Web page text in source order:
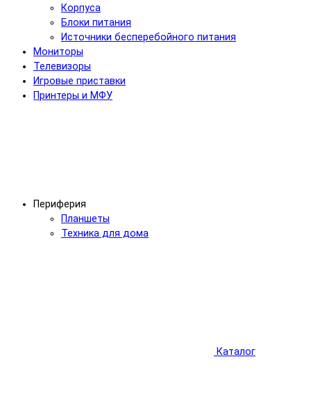
Корпуса
Блоки питания
Источники бесперебойного питания
Мониторы
Телевизоры
Игровые приставки
Принтеры и МФУ
Периферия
Планшеты
Техника для дома
Каталог